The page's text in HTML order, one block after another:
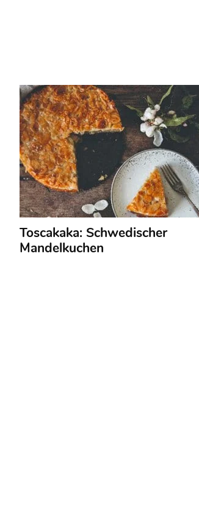
Toscakaka: Schwedischer
Mandelkuchen